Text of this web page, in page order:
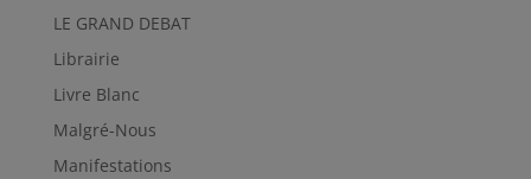
LE GRAND DEBAT
Librairie
Livre Blanc
Malgré-Nous
Manifestations